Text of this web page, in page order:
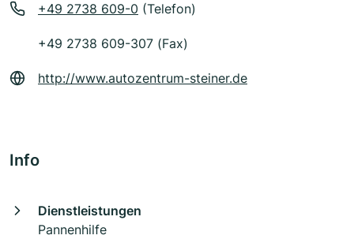
+49 2738 609-0 (Telefon)
+49 2738 609-307 (Fax)
http://www.autozentrum-steiner.de
Info
Dienstleistungen
Pannenhilfe